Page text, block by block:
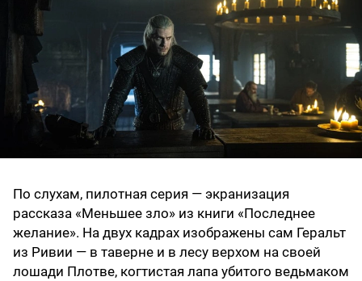
По слухам, пилотная серия — экранизация
рассказа «Меньшее зло» из книги «Последнее
желание». На двух кадрах изображены сам Геральт
из Ривии — в таверне и в лесу верхом на своей
лошади Плотве, когтистая лапа убитого ведьмаком